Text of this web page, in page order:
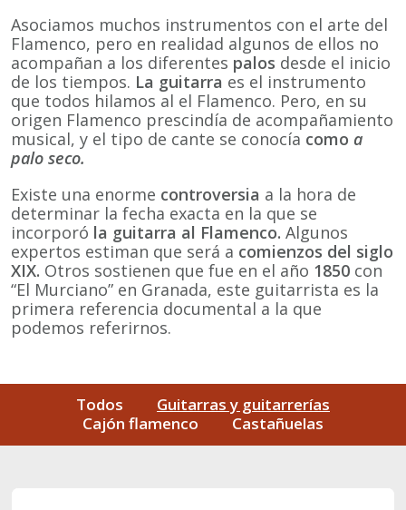
Asociamos muchos instrumentos con el arte del
Flamenco, pero en realidad algunos de ellos no
acompañan a los diferentes palos desde el inicio
de los tiempos. La guitarra es el instrumento
que todos hilamos al el Flamenco. Pero, en su
origen Flamenco prescindía de acompañamiento
musical, y el tipo de cante se conocía como a
palo seco.
Existe una enorme controversia a la hora de
determinar la fecha exacta en la que se
incorporó la guitarra al Flamenco. Algunos
expertos estiman que será a comienzos del siglo
XIX. Otros sostienen que fue en el año 1850 con
“El Murciano” en Granada, este guitarrista es la
primera referencia documental a la que
podemos referirnos.
Todos
Guitarras y guitarrerías
Cajón flamenco
Castañuelas